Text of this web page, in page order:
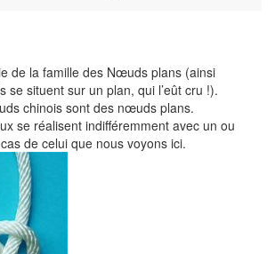
de la famille des Nœuds plans (ainsi
se situent sur un plan, qui l’eût cru !).
chinois sont des nœuds plans.
se réalisent indifféremment avec un ou
de celui que nous voyons ici.